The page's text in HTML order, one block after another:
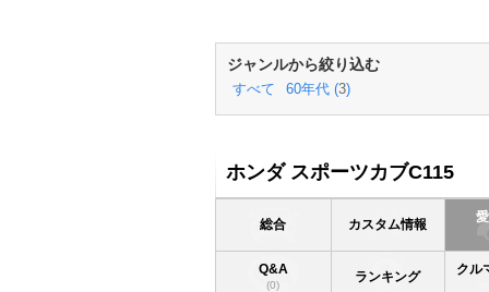
ジャンルから絞り込む
すべて 60年代 (3)
ホンダ スポーツカブC115
総合 カスタム情報
Q&A
(0) ランキング
クル